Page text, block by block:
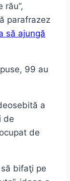
rău”,
parafrazez
să ajungă
99 au
a
de
de
bifaţi pe